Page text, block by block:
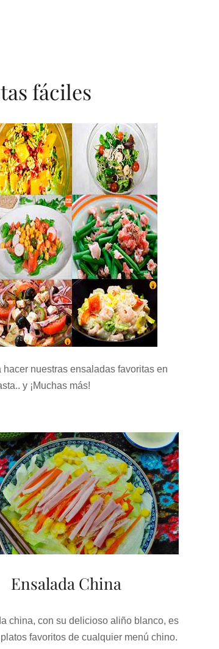
fáciles
hacer nuestras ensaladas favoritas en
y ¡Muchas más!
Ensalada China
china, con su delicioso aliño blanco, es
favoritos de cualquier menú chino.